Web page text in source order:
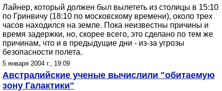
Лайнер, который должен был вылететь из столицы в 15:10
по Гринвичу (18:10 по московскому времени), около трех
часов находился на земле. Пока неизвестны причины и
время задержки, но, скорее всего, это сделано по тем же
причинам, что и в предыдущие дни - из-за угрозы
безопасности полета.
5 января 2004 г., 19:09
Австралийские ученые вычислили "обитаемую
зону Галактики"